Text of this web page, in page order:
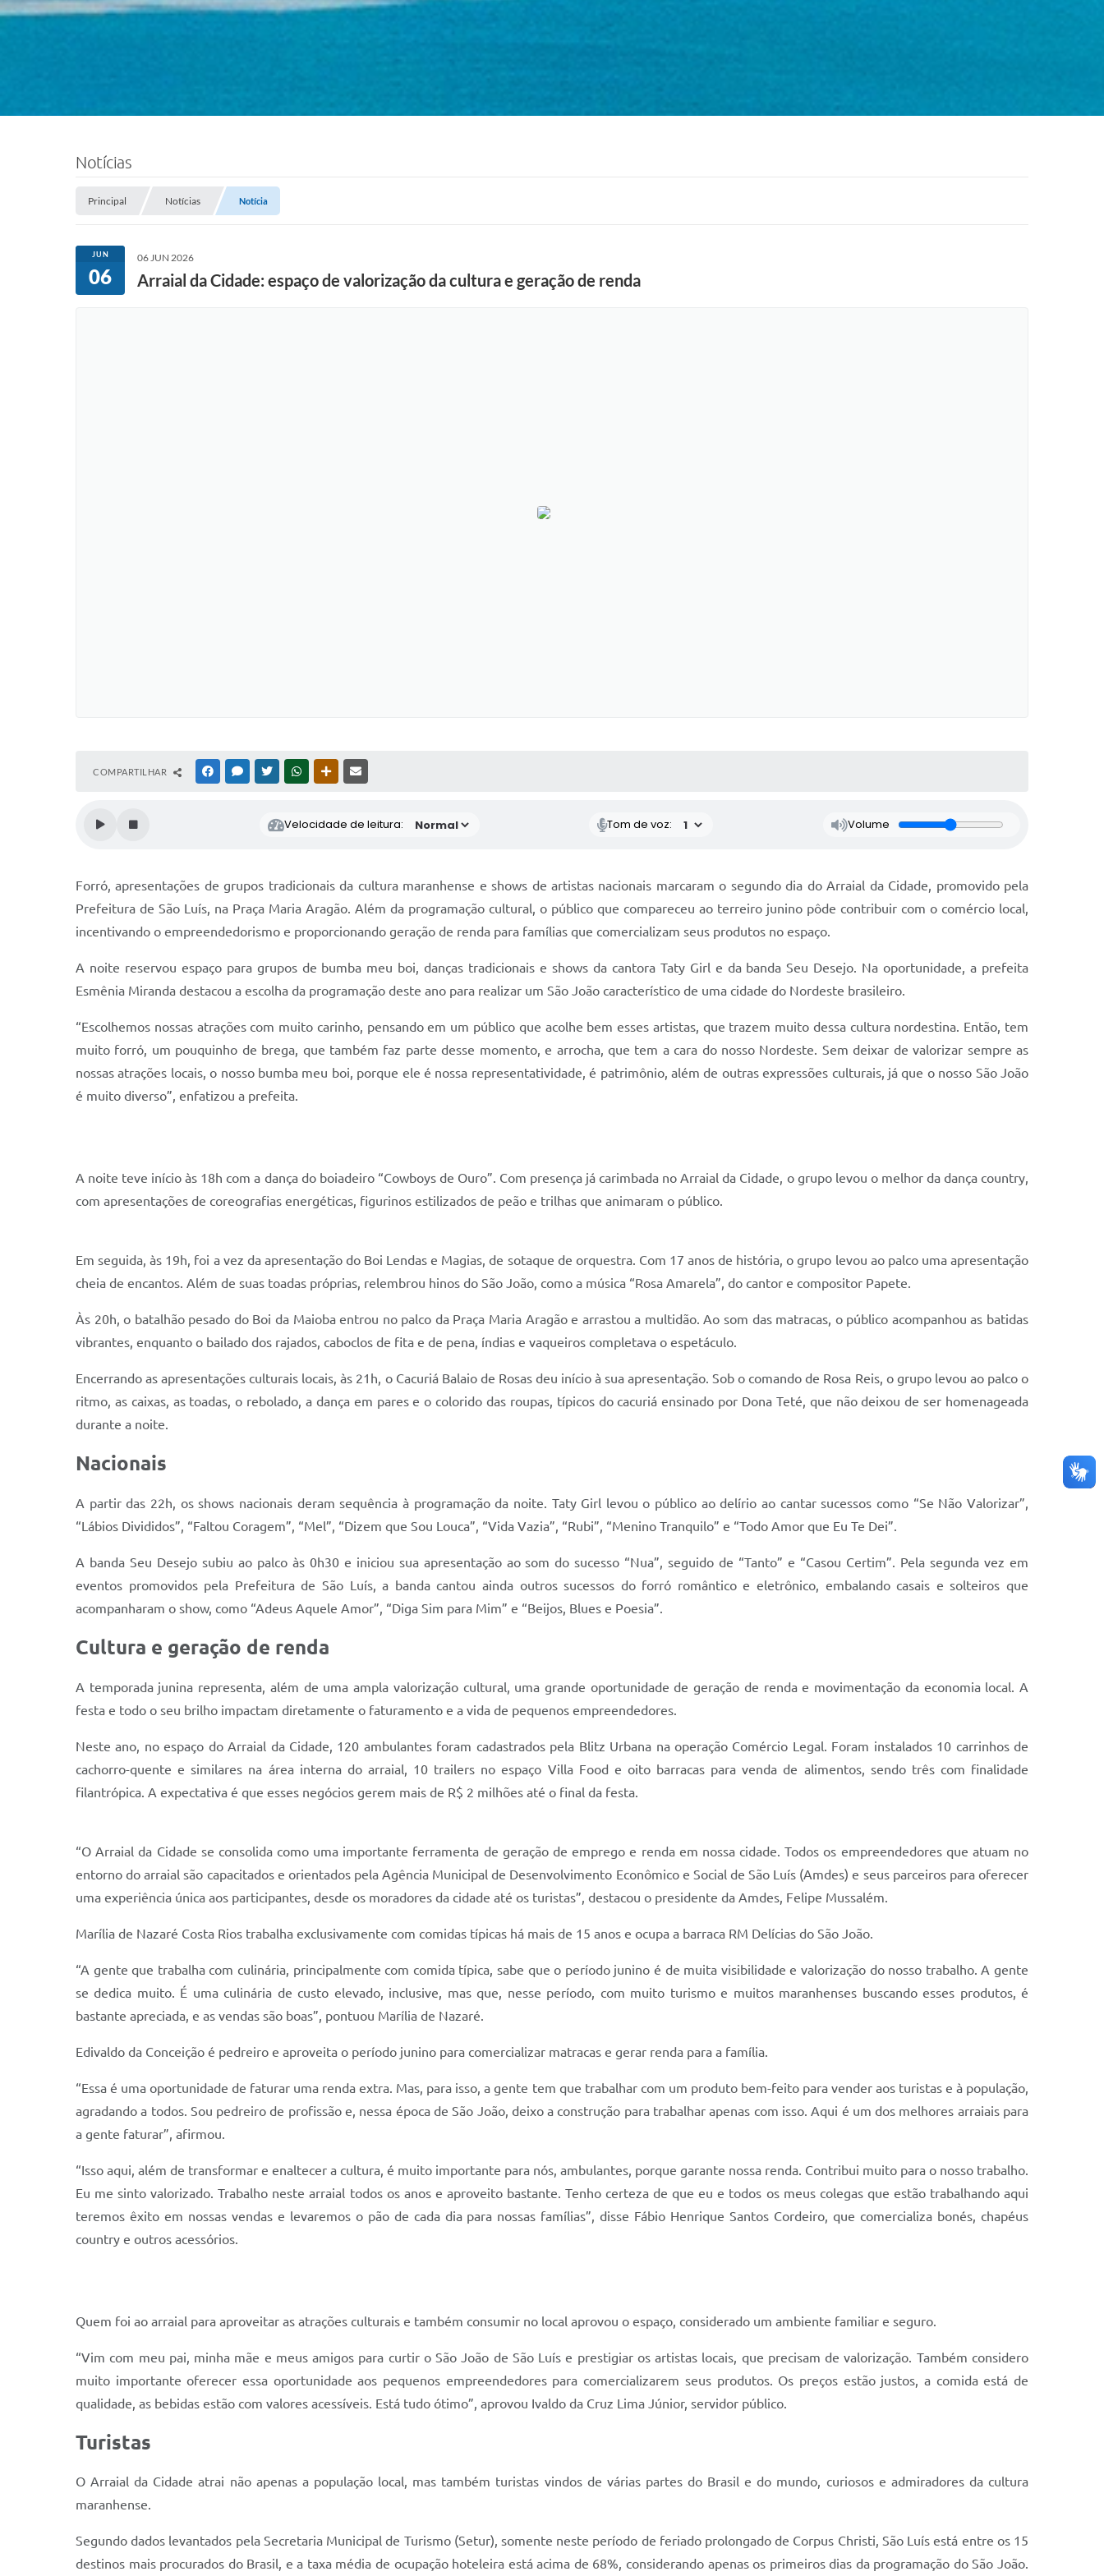
Notícias
Principal Notícias Notícia
JUN
06
06 JUN 2026
Arraial da Cidade: espaço de valorização da cultura e geração de renda
COMPARTILHAR FACEBOOKMESSENGER
TWITTERWHATSAPPOUTRAS MÍDIAS
Velocidade de leitura: Tom de voz: Volume
Forró, apresentações de grupos tradicionais da cultura maranhense e shows de artistas nacionais marcaram o segundo dia do Arraial da Cidade, promovido pela
Prefeitura de São Luís, na Praça Maria Aragão. Além da programação cultural, o público que compareceu ao terreiro junino pôde contribuir com o comércio local,
incentivando o empreendedorismo e proporcionando geração de renda para famílias que comercializam seus produtos no espaço.
A noite reservou espaço para grupos de bumba meu boi, danças tradicionais e shows da cantora Taty Girl e da banda Seu Desejo. Na oportunidade, a prefeita
Esmênia Miranda destacou a escolha da programação deste ano para realizar um São João característico de uma cidade do Nordeste brasileiro.
“Escolhemos nossas atrações com muito carinho, pensando em um público que acolhe bem esses artistas, que trazem muito dessa cultura nordestina. Então, tem
muito forró, um pouquinho de brega, que também faz parte desse momento, e arrocha, que tem a cara do nosso Nordeste. Sem deixar de valorizar sempre as
nossas atrações locais, o nosso bumba meu boi, porque ele é nossa representatividade, é patrimônio, além de outras expressões culturais, já que o nosso São João
é muito diverso”, enfatizou a prefeita.
A noite teve início às 18h com a dança do boiadeiro “Cowboys de Ouro”. Com presença já carimbada no Arraial da Cidade, o grupo levou o melhor da dança country,
com apresentações de coreografias energéticas, figurinos estilizados de peão e trilhas que animaram o público.
Em seguida, às 19h, foi a vez da apresentação do Boi Lendas e Magias, de sotaque de orquestra. Com 17 anos de história, o grupo levou ao palco uma apresentação
cheia de encantos. Além de suas toadas próprias, relembrou hinos do São João, como a música “Rosa Amarela”, do cantor e compositor Papete.
Às 20h, o batalhão pesado do Boi da Maioba entrou no palco da Praça Maria Aragão e arrastou a multidão. Ao som das matracas, o público acompanhou as batidas
vibrantes, enquanto o bailado dos rajados, caboclos de fita e de pena, índias e vaqueiros completava o espetáculo.
Encerrando as apresentações culturais locais, às 21h, o Cacuriá Balaio de Rosas deu início à sua apresentação. Sob o comando de Rosa Reis, o grupo levou ao palco o
ritmo, as caixas, as toadas, o rebolado, a dança em pares e o colorido das roupas, típicos do cacuriá ensinado por Dona Teté, que não deixou de ser homenageada
durante a noite.
Nacionais
A partir das 22h, os shows nacionais deram sequência à programação da noite. Taty Girl levou o público ao delírio ao cantar sucessos como “Se Não Valorizar”,
“Lábios Divididos”, “Faltou Coragem”, “Mel”, “Dizem que Sou Louca”, “Vida Vazia”, “Rubi”, “Menino Tranquilo” e “Todo Amor que Eu Te Dei”.
A banda Seu Desejo subiu ao palco às 0h30 e iniciou sua apresentação ao som do sucesso “Nua”, seguido de “Tanto” e “Casou Certim”. Pela segunda vez em
eventos promovidos pela Prefeitura de São Luís, a banda cantou ainda outros sucessos do forró romântico e eletrônico, embalando casais e solteiros que
acompanharam o show, como “Adeus Aquele Amor”, “Diga Sim para Mim” e “Beijos, Blues e Poesia”.
Cultura e geração de renda
A temporada junina representa, além de uma ampla valorização cultural, uma grande oportunidade de geração de renda e movimentação da economia local. A
festa e todo o seu brilho impactam diretamente o faturamento e a vida de pequenos empreendedores.
Neste ano, no espaço do Arraial da Cidade, 120 ambulantes foram cadastrados pela Blitz Urbana na operação Comércio Legal. Foram instalados 10 carrinhos de
cachorro-quente e similares na área interna do arraial, 10 trailers no espaço Villa Food e oito barracas para venda de alimentos, sendo três com finalidade
filantrópica. A expectativa é que esses negócios gerem mais de R$ 2 milhões até o final da festa.
“O Arraial da Cidade se consolida como uma importante ferramenta de geração de emprego e renda em nossa cidade. Todos os empreendedores que atuam no
entorno do arraial são capacitados e orientados pela Agência Municipal de Desenvolvimento Econômico e Social de São Luís (Amdes) e seus parceiros para oferecer
uma experiência única aos participantes, desde os moradores da cidade até os turistas”, destacou o presidente da Amdes, Felipe Mussalém.
Marília de Nazaré Costa Rios trabalha exclusivamente com comidas típicas há mais de 15 anos e ocupa a barraca RM Delícias do São João.
“A gente que trabalha com culinária, principalmente com comida típica, sabe que o período junino é de muita visibilidade e valorização do nosso trabalho. A gente
se dedica muito. É uma culinária de custo elevado, inclusive, mas que, nesse período, com muito turismo e muitos maranhenses buscando esses produtos, é
bastante apreciada, e as vendas são boas”, pontuou Marília de Nazaré.
Edivaldo da Conceição é pedreiro e aproveita o período junino para comercializar matracas e gerar renda para a família.
“Essa é uma oportunidade de faturar uma renda extra. Mas, para isso, a gente tem que trabalhar com um produto bem-feito para vender aos turistas e à população,
agradando a todos. Sou pedreiro de profissão e, nessa época de São João, deixo a construção para trabalhar apenas com isso. Aqui é um dos melhores arraiais para
a gente faturar”, afirmou.
“Isso aqui, além de transformar e enaltecer a cultura, é muito importante para nós, ambulantes, porque garante nossa renda. Contribui muito para o nosso trabalho.
Eu me sinto valorizado. Trabalho neste arraial todos os anos e aproveito bastante. Tenho certeza de que eu e todos os meus colegas que estão trabalhando aqui
teremos êxito em nossas vendas e levaremos o pão de cada dia para nossas famílias”, disse Fábio Henrique Santos Cordeiro, que comercializa bonés, chapéus
country e outros acessórios.
Quem foi ao arraial para aproveitar as atrações culturais e também consumir no local aprovou o espaço, considerado um ambiente familiar e seguro.
“Vim com meu pai, minha mãe e meus amigos para curtir o São João de São Luís e prestigiar os artistas locais, que precisam de valorização. Também considero
muito importante oferecer essa oportunidade aos pequenos empreendedores para comercializarem seus produtos. Os preços estão justos, a comida está de
qualidade, as bebidas estão com valores acessíveis. Está tudo ótimo”, aprovou Ivaldo da Cruz Lima Júnior, servidor público.
Turistas
O Arraial da Cidade atrai não apenas a população local, mas também turistas vindos de várias partes do Brasil e do mundo, curiosos e admiradores da cultura
maranhense.
Segundo dados levantados pela Secretaria Municipal de Turismo (Setur), somente neste período de feriado prolongado de Corpus Christi, São Luís está entre os 15
destinos mais procurados do Brasil, e a taxa média de ocupação hoteleira está acima de 68%, considerando apenas os primeiros dias da programação do São João.